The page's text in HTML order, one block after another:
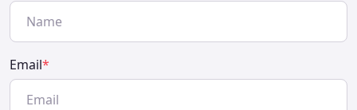
Email*